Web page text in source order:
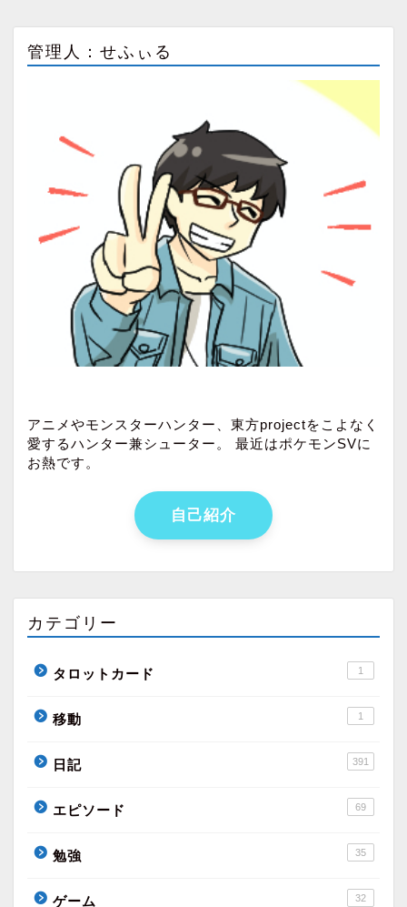
管理人：せふぃる
アニメやモンスターハンター、東方projectをこよなく
愛するハンター兼シューター。 最近はポケモンSVに
お熱です。
自己紹介
カテゴリー
タロットカード 1
移動 1
日記 391
エピソード 69
勉強 35
ゲーム 32